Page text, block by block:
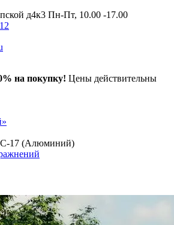
д4к3 Пн-Пт, 10.00 -17.00
на покупку! Цены действительны
17 (Алюминий)